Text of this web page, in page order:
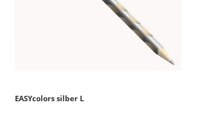
EASYcolors silber L